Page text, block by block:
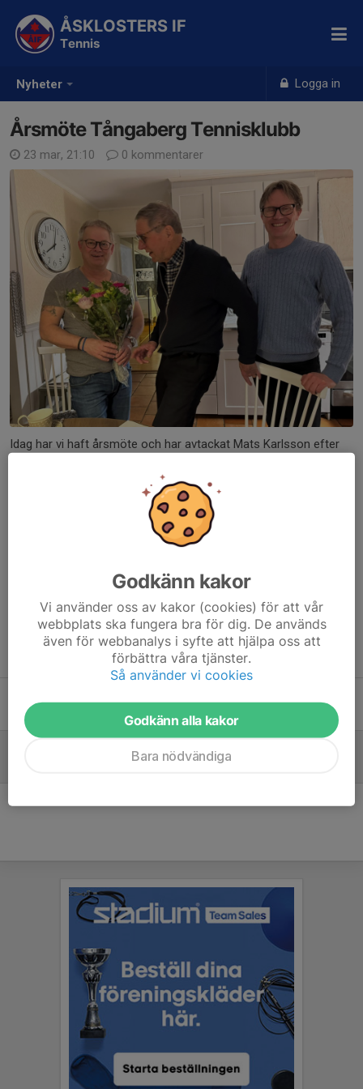
Nyheter Logga in
ÅSKLOSTERS IF
Tennis
Årsmöte Tångaberg Tennisklubb
23 mar, 21:10 0 kommentarer
Idag har vi haft årsmöte och har avtackat Mats Karlsson efter
På påskafton kl 09 startar vi upp vårarbetet med banan inför
säsongen. Alla, medlemmar eller ej, är välkomna att bidra att
göra banan och omgivningen fin igen.
Tidigare nyheter
29 maj, 11:25 0
Årsmöte Tångaberg Tennisklubb
Godkänn kakor
Vi använder oss av kakor (cookies) för att vår
webbplats ska fungera bra för dig. De används
även för webbanalys i syfte att hjälpa oss att
förbättra våra tjänster.
Så använder vi cookies
Godkänn alla kakor
Bara nödvändiga